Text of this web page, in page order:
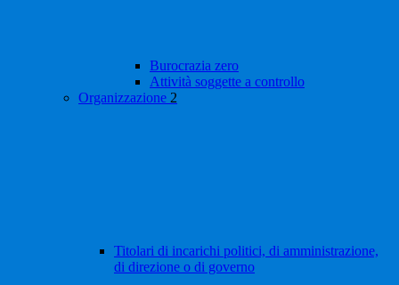
Burocrazia zero
Attività soggette a controllo
Organizzazione 2
Titolari di incarichi politici, di amministrazione,
di direzione o di governo